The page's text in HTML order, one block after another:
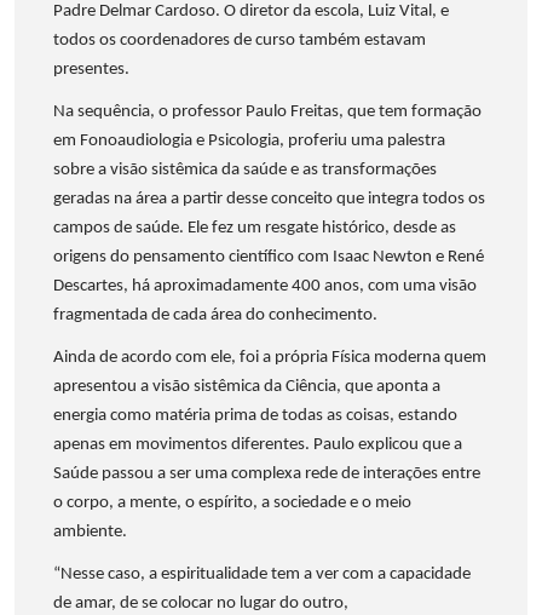
Padre Delmar Cardoso. O diretor da escola, Luiz Vital, e
todos os coordenadores de curso também estavam
presentes.
Na sequência, o professor Paulo Freitas, que tem formação
em Fonoaudiologia e Psicologia, proferiu uma palestra
sobre a visão sistêmica da saúde e as transformações
geradas na área a partir desse conceito que integra todos os
campos de saúde. Ele fez um resgate histórico, desde as
origens do pensamento científico com Isaac Newton e René
Descartes, há aproximadamente 400 anos, com uma visão
fragmentada de cada área do conhecimento.
Ainda de acordo com ele, foi a própria Física moderna quem
apresentou a visão sistêmica da Ciência, que aponta a
energia como matéria prima de todas as coisas, estando
apenas em movimentos diferentes. Paulo explicou que a
Saúde passou a ser uma complexa rede de interações entre
o corpo, a mente, o espírito, a sociedade e o meio
ambiente.
“Nesse caso, a espiritualidade tem a ver com a capacidade
de amar, de se colocar no lugar do outro,